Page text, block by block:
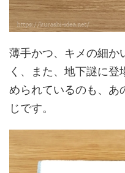
薄手かつ、キメの細か
く、また、地下謎に
められているのも、あ
じです。